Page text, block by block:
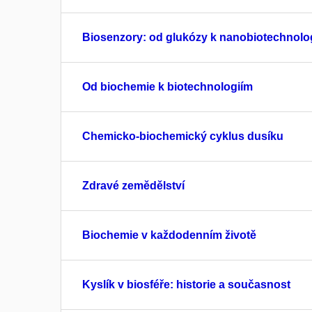
Biosenzory: od glukózy k
Od biochemie k biotechnologiím
Chemicko-biochemický cyklus dusíku
Zdravé zemědělství
Biochemie v každodenním životě
Kyslík v biosféře: historie a současnost